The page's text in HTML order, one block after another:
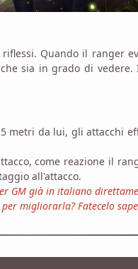
Quando il ranger
sia in grado di
metri da lui, gli attacchi
come reazione il
all'attacco.
GM già in italiano
per migliorarla? Fatecelo